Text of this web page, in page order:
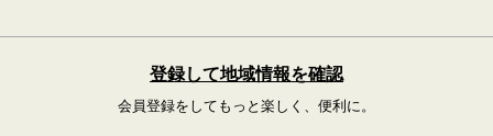
登録して地域情報を確認
会員登録をしてもっと楽しく、便利に。